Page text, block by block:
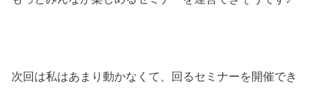
次回は私はあまり動かなくて、回るセミナーを開催でき